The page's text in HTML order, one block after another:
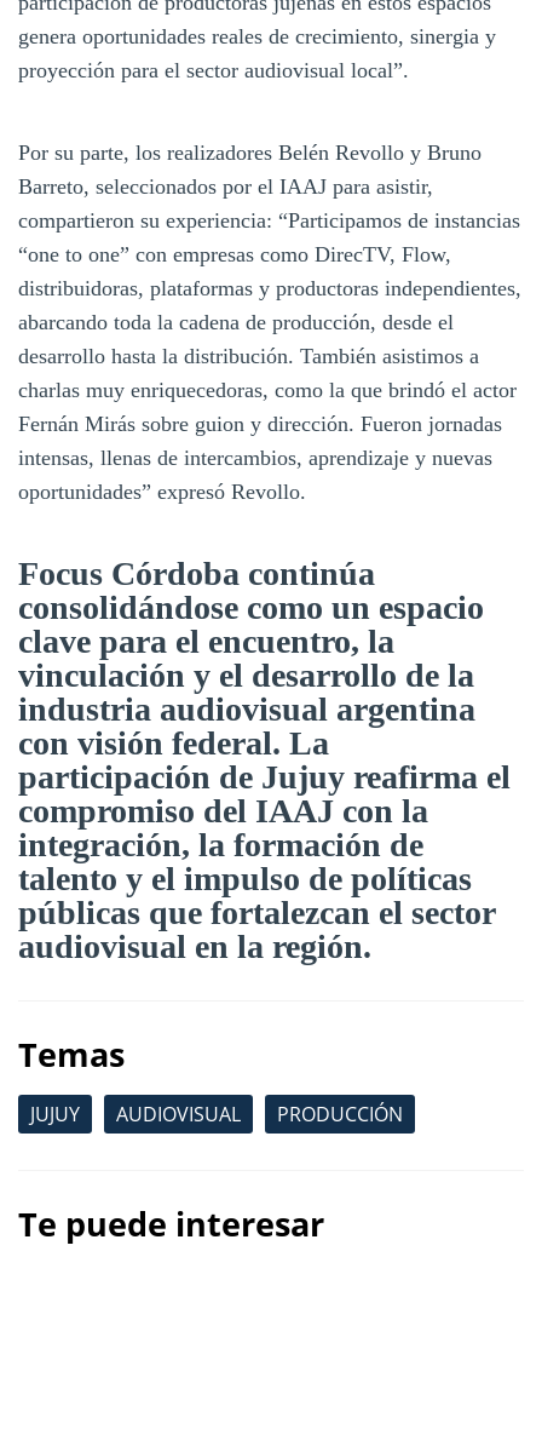
genera oportunidades reales de crecimiento, sinergia y
proyección para el sector audiovisual local”.
Por su parte, los realizadores Belén Revollo y Bruno
Barreto, seleccionados por el IAAJ para asistir,
compartieron su experiencia: “Participamos de instancias
“one to one” con empresas como DirecTV, Flow,
distribuidoras, plataformas y productoras independientes,
abarcando toda la cadena de producción, desde el
desarrollo hasta la distribución. También asistimos a
charlas muy enriquecedoras, como la que brindó el actor
Fernán Mirás sobre guion y dirección. Fueron jornadas
intensas, llenas de intercambios, aprendizaje y nuevas
oportunidades” expresó Revollo.
Focus Córdoba continúa
consolidándose como un espacio
clave para el encuentro, la
vinculación y el desarrollo de la
industria audiovisual argentina
con visión federal. La
participación de Jujuy reafirma el
compromiso del IAAJ con la
integración, la formación de
talento y el impulso de políticas
públicas que fortalezcan el sector
audiovisual en la región.
Temas
JUJUY AUDIOVISUAL PRODUCCIÓN
Te puede interesar